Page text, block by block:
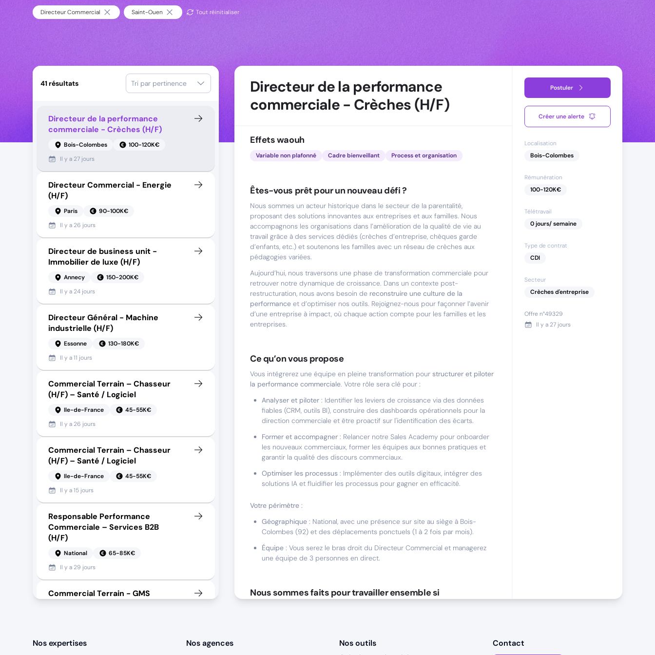
Directeur Commercial Saint-Ouen Tout réinitialiser
41 résultats Tri par pertinence
Directeur de la performance
commerciale - Crèches (H/F)
Bois-Colombes
100-120K€
Il y a 27 jours
Directeur Commercial - Energie
(H/F)
Paris
90-100K€
Il y a 26 jours
Directeur de business unit -
Immobilier de luxe (H/F)
Annecy
150-200K€
Il y a 24 jours
Directeur Général - Machine
industrielle (H/F)
Essonne
130-180K€
Il y a11 jours
Commercial Terrain – Chasseur
(H/F) – Santé / Logiciel
Ile-de-France
45-55K€
Il y a 26 jours
Commercial Terrain – Chasseur
(H/F) – Santé / Logiciel
Ile-de-France
45-55K€
Il y a15 jours
Responsable Performance
Commerciale – Services B2B
(H/F)
National
65-85K€
Il y a 29 jours
Commercial Terrain - GMS
Directeur de la performance
commerciale - Crèches (H/F)
Effets waouh
Variable non plafonné Cadre bienveillant Process et organisation
Êtes-vous prêt pour un nouveau défi ?
Nous sommes un acteur historique dans le secteur de la parentalité,
proposant des solutions innovantes aux entreprises et aux familles. Nous
accompagnons les organisations dans l’amélioration de la qualité de vie au
travail grâce à des services dédiés (crèches d’entreprise, chèques garde
d’enfants, etc.) et soutenons les familles avec un réseau de crèches aux
pédagogies variées.
Aujourd’hui, nous traversons une phase de transformation commerciale pour
retrouver notre dynamique de croissance. Dans un contexte post-
restructuration, nous avons besoin de reconstruire une culture de la
performance et d’optimiser nos outils. Rejoignez-nous pour façonner l’avenir
d’une entreprise à impact, où chaque action compte pour les familles et les
entreprises.
Ce qu’on vous propose
Vous intégrerez une équipe en pleine transformation pour structurer et piloter
la performance commerciale. Votre rôle sera clé pour :
Analyser et piloter : Identifier les leviers de croissance via des données
fiables (CRM, outils BI), construire des dashboards opérationnels pour la
direction commerciale et être proactif sur l'identification des écarts.
Former et accompagner : Relancer notre Sales Academy pour onboarder
les nouveaux commerciaux, former les équipes aux bonnes pratiques et
garantir la qualité des discours commerciaux.
Optimiser les processus : Implémenter des outils digitaux, intégrer des
solutions IA et fluidifier les processus pour gagner en efficacité.
Votre périmètre :
Géographique : National, avec une présence sur site au siège à Bois-
Colombes (92) et des déplacements ponctuels (1 à 2 fois par mois).
Équipe : Vous serez le bras droit du Directeur Commercial et managerez
une équipe de 3 personnes en direct.
Nous sommes faits pour travailler ensemble si
Postuler
Créer une alerte
Localisation
Bois-Colombes
Rémunération
100-120K€
Télétravail
0 jours/ semaine
Type de contrat
CDI
Secteur
Crèches d'entreprise
Offre n°49329
Il y a 27 jours
Nos expertises
Nos agences
Nos outils
Contact